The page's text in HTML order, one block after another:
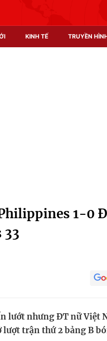
KINH TẾ TRUYỀN
sống
Tuyển sinh
1-0
33
lướt nhưng ĐT nữ Việt
trận thứ 2 bảng B